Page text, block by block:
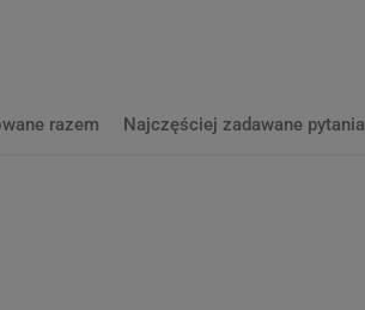
razem Najczęściej zadawane pytania